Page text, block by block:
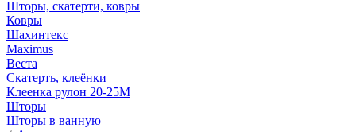
Шторы, скатерти, ковры
Ковры
Шахинтекс
Maximus
Веста
Скатерть, клеёнки
Клеенка рулон 20-25М
Шторы
Шторы в ванную